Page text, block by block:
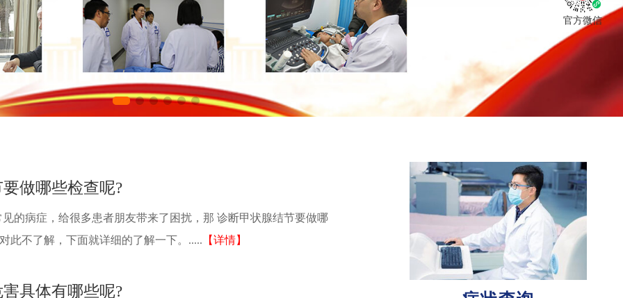
做哪些检查呢?
的病症，给很多患者朋友带来了困扰，那 诊断甲状腺结节要做哪
此不了解，下面就详细的了解一下。..... 【详情】
具体有哪些呢?
官方微信